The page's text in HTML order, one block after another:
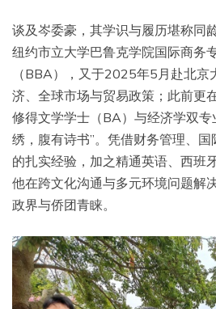
谈及岑委豪，其学识与履历堪称同
纽约市立大学巴鲁克学院国际商务
（BBA），又于2025年5月赴北京
济、全球市场与贸易政策；此前更
修得文学学士（BA）与经济学双专
绣，腹有诗书”。凭借财务管理、
的扎实经验，加之精通英语、西班
他在跨文化沟通与多元环境问题解
政界与侨团青睐。